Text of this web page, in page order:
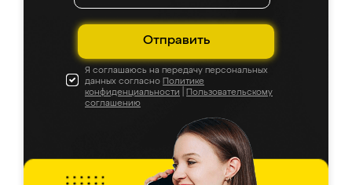
Отправить
Я соглашаюсь на передачу персональных
данных согласно Политике
конфиденциальности
Пользовательскому
соглашению